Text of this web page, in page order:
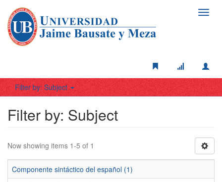
Filter by: Subject
Filter by: Subject
Now showing items 1-5 of 1
Componente sintáctico del español (1)